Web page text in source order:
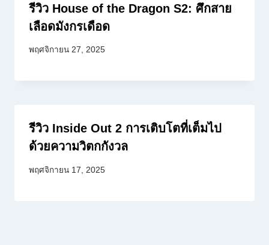
รีวิว House of the Dragon S2: ศึกสาย
เลือดมังกรเดือด
พฤศจิกายน 27, 2025
รีวิว Inside Out 2 การเติบโตที่เต็มไป
ด้วยความวิตกกังวล
พฤศจิกายน 17, 2025